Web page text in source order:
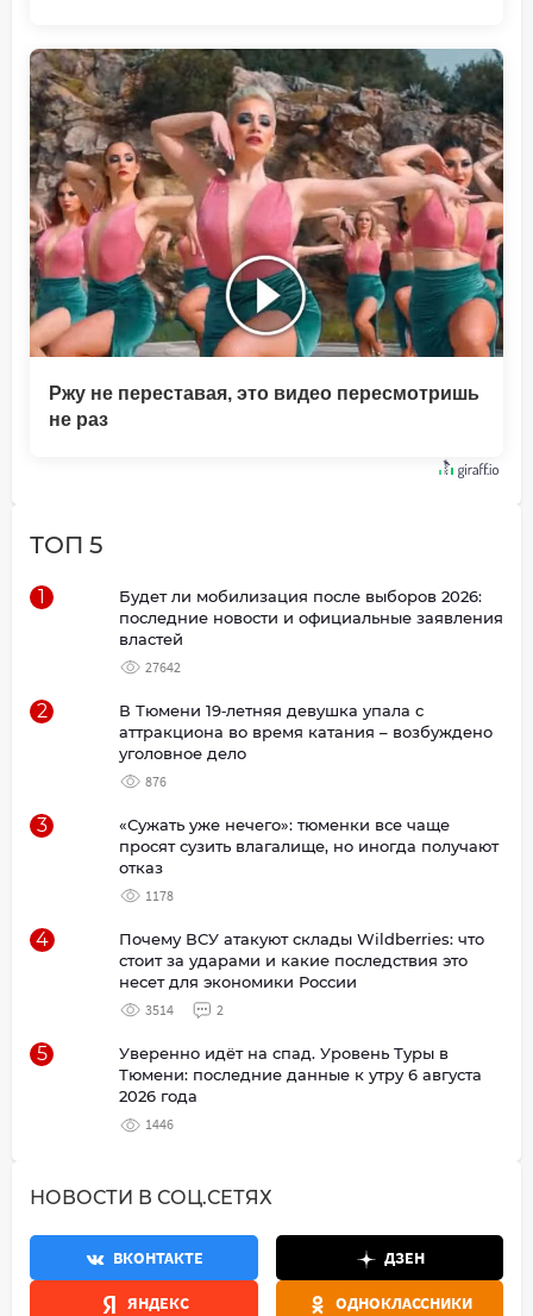
Ржу не переставая, это видео пересмотришь
не раз
ТОП 5
1
Будет ли мобилизация после выборов 2026:
последние новости и официальные заявления
властей
27642
2
В Тюмени 19‑летняя девушка упала с
аттракциона во время катания – возбуждено
уголовное дело
876
3
«Сужать уже нечего»: тюменки все чаще
просят сузить влагалище, но иногда получают
отказ
1178
4
Почему ВСУ атакуют склады Wildberries: что
стоит за ударами и какие последствия это
несет для экономики России
3514 2
5
Уверенно идёт на спад. Уровень Туры в
Тюмени: последние данные к утру 6 августа
2026 года
1446
НОВОСТИ В СОЦ.СЕТЯХ
ВКОНТАКТЕ ДЗЕН
ЯНДЕКС ОДНОКЛАССНИКИ